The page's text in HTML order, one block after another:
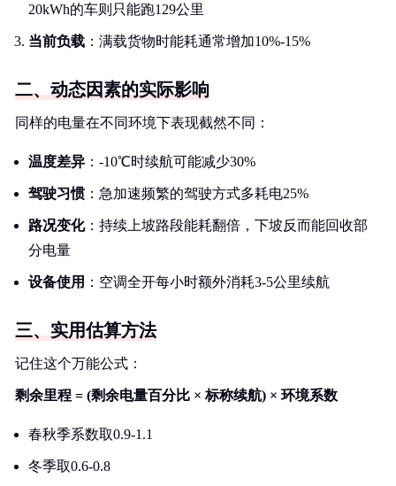
20kWh的车则只能跑129公里
当前负载 ：满载货物时能耗通常增加10%-15%
二、动态因素的实际影响
同样的电量在不同环境下表现截然不同：
温度差异 ：-10℃时续航可能减少30%
驾驶习惯：急加速频繁的驾驶方式多耗电25%
路况变化：持续上坡路段能耗翻倍，下坡反而能回收部
分电量
设备使用 ：空调全开每小时额外消耗3-5公里续航
三、实用估算方法
记住这个万能公式：
剩余里程 = (剩余电量百分比 × 标称续航) × 环境系数
春秋季系数取0.9-1.1
冬季取0.6-0.8